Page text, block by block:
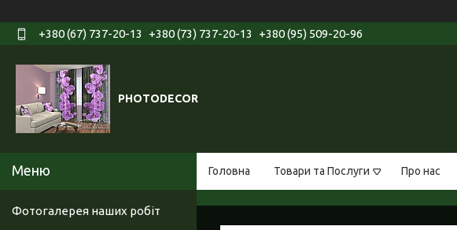
+380 (67) 737-20-13 +380 (73) 737-20-13 +380 (95) 509-20-96
PHOTODECOR
Головна Товари та Послуги Про нас
Фотогалерея наших робіт